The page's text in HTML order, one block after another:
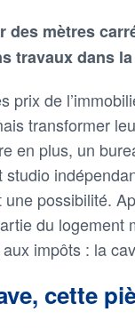
des mètres
travaux dans
prix de
transformer
en plus, un
studio
une possibilité.
du logement
impôts : la
cette